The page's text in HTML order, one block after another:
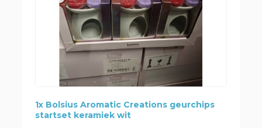
1x Bolsius Aromatic Creations geurchips
startset keramiek wit